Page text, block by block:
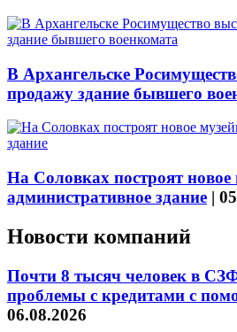
В Архангельске
продажу здание бывшего
На Соловках построят новое
административное здание |
Новости компаний
Почти 8 тысяч человек в
проблемы с кредитами с
06.08.2026